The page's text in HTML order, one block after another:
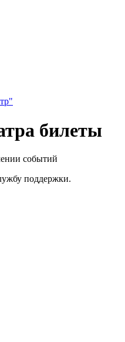
билеты
событий
поддержки.